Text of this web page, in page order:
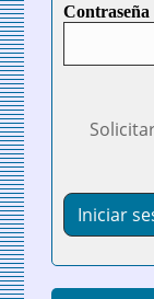
Contraseña